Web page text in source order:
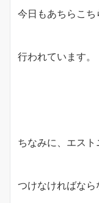
今日もあちらこ
行われています。
ちなみに、エス
つけなければなら